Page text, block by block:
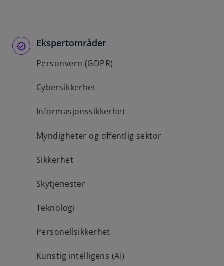
Ekspertområder
Personvern (GDPR)
Cybersikkerhet
Informasjonssikkerhet
Myndigheter og offentlig sektor
Sikkerhet
Skytjenester
Teknologi
Personellsikkerhet
Kunstig intelligens (AI)